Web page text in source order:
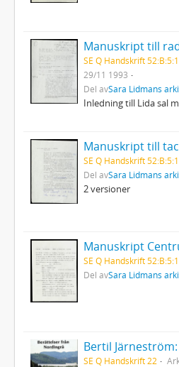
Manuskript till
SE Q Handskrift
29/11 1993
Del avSara Lidmans
Inledning till Lida sal
SE Q Handskrift
Del avSara Lidmans
2 versioner
SE Q Handskrift
Del avSara Lidmans
SE Q Handskrift 22